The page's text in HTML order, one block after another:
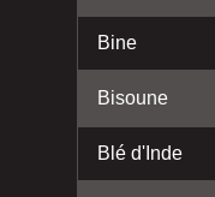
Bine
Bisoune
Blé d'Inde